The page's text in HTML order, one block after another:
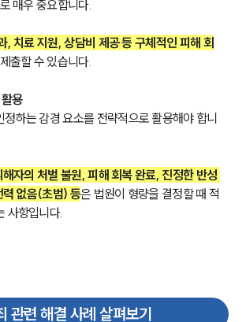
팀소개
대륜의 강점
오시는 길
글로벌 파트너 로펌
AI대륜
주요 업무사례
사례분석/최신동향
법률정보
업무분야
매우 중요합니다.
, 치료 지원, 상담비 제공 등 구체적인 피해 회
출할 수 있습니다.
용
하는 감경 요소를 전략적으로 활용해야 합니
자의 처벌 불원, 피해 회복 완료, 진정한 반성
없음(초범) 등은 법원이 형량을 결정할 때 적
사항입니다.
관련 해결 사례 살펴보기